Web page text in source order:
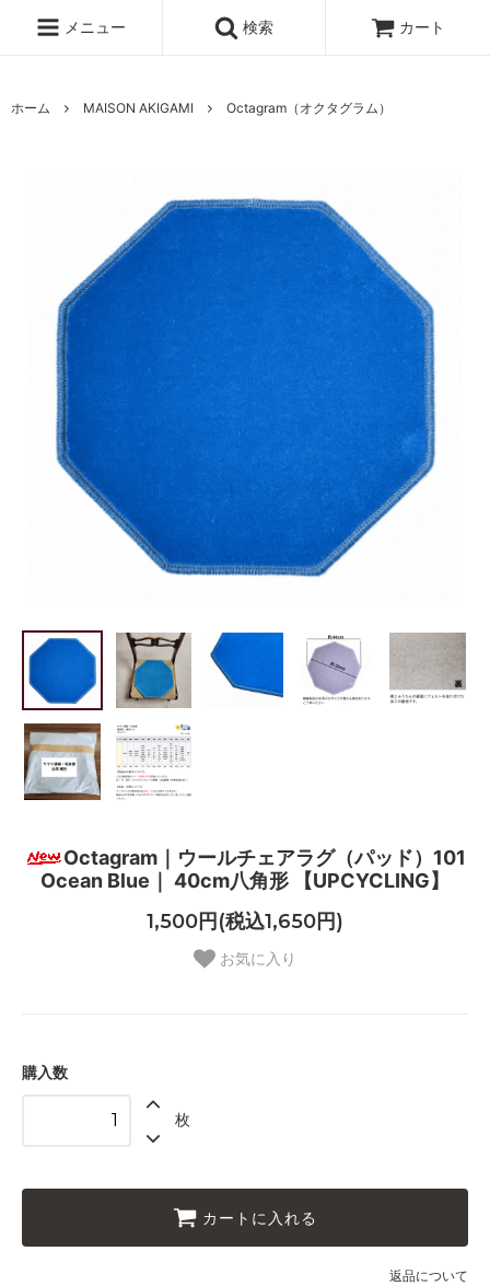
メニュー 検索 カート
ホーム MAISON AKIGAMI Octagram（オクタグラム）
Octagram｜ウールチェアラグ（パッド）101
Ocean Blue｜ 40cm八角形 【UPCYCLING】
1,500円(税込1,650円)
お気に入り
購入数
枚
カートに入れる
返品について